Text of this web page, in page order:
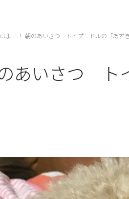
よー！ 朝のあいさつ トイプードルの「あずき
あいさつ ト